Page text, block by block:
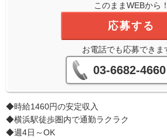
このままWEBから！
応募する
お電話でも応募できま
03-6682-4660
◆時給1460円の安定収入
◆横浜駅徒歩圏内で通勤ラクラク
◆週4日～OK